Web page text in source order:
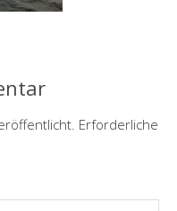
Erforderliche